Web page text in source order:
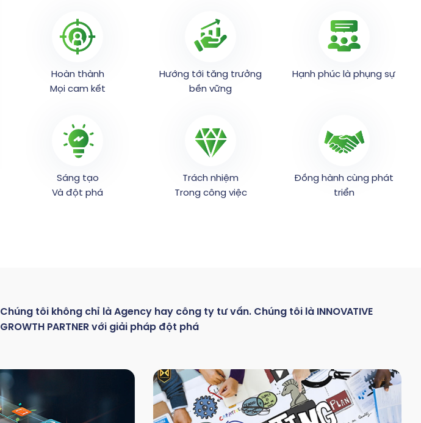
Hoàn thành
Mọi cam kết
Hướng tới tăng trưởng
bền vững
Hạnh phúc là phụng sự
Sáng tạo
Và đột phá
Trách nhiệm
Trong công việc
Đồng hành cùng phát
triển
Chúng tôi không chỉ là Agency hay công ty tư vấn. Chúng tôi là
INNOVATIVE
GROWTH PARTNER với giải pháp đột phá